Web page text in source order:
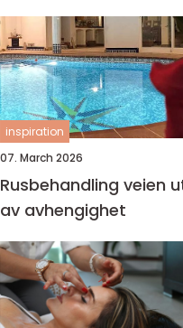
inspiration
07. March 2026
Rusbehandling veien ut
av avhengighet